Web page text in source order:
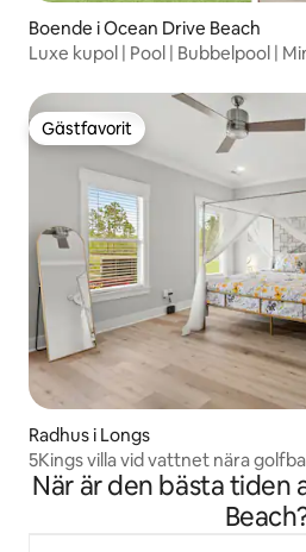
Boende i Ocean Drive Beach
Luxe kupol | Pool | Bubbelpool |
Gästfavorit
Gästfavorit
Radhus i Longs
5Kings villa vid vattnet nära
När är den bästa tiden